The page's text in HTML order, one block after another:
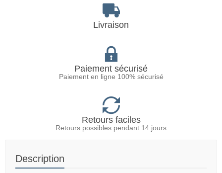
Livraison
Paiement sécurisé
Paiement en ligne 100% sécurisé
Retours faciles
Retours possibles pendant 14 jours
Description